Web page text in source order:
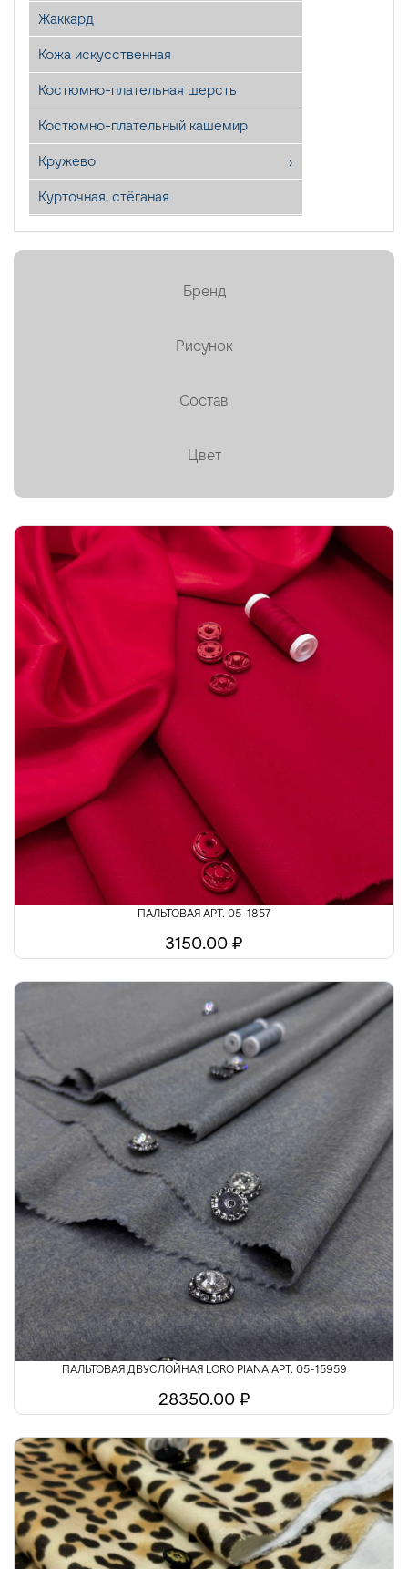
Жаккард
Кожа искусственная
Костюмно-плательная шерсть
Костюмно-плательный кашемир
Кружево
Курточная, стёганая
Лён
Платки, палантины, шарфы
Тафта
Твид
Ткани на мембране
Тренчевые
Трикотаж
Хлопок
Шелк
Шитьё
Бренд
Рисунок
Состав
Цвет
ПАЛЬТОВАЯ АРТ. 05-1857
3150.00 ₽
ПАЛЬТОВАЯ ДВУСЛОЙНАЯ LORO PIANA АРТ. 05-15959
28350.00 ₽